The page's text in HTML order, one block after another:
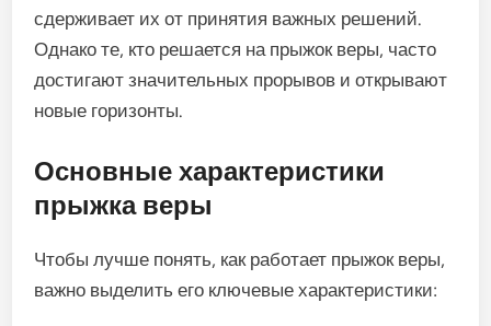
сдерживает их от принятия важных решений.
Однако те, кто решается на прыжок веры, часто
достигают значительных прорывов и открывают
новые горизонты.
Основные характеристики
прыжка веры
Чтобы лучше понять, как работает прыжок веры,
важно выделить его ключевые характеристики: